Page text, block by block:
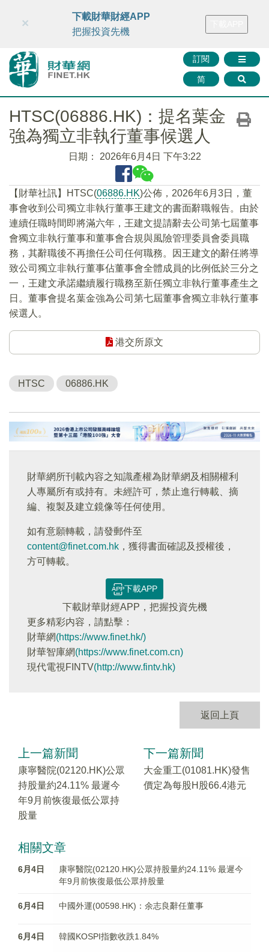
財華智庫網 FINTV FINMETA 財華證券 媒體矩陣
訂閱
简
×
下載財華財經APP
把握投資先機
HTSC(06886.HK)：提名葉金
強為獨立非執行董事候選人
日期： 2026年6月4日 下午3:22
​​【財華社訊】HTSC(06886.HK)公佈，2026年6月3日，董
事會收到公司獨立非執行董事王建文的書面辭職報告。由於
連續任職時間即將滿六年，王建文提請辭去公司第七屆董事
會獨立非執行董事和董事會合規與風險管理委員會委員職
務，其辭職後不再擔任公司任何職務。因王建文的辭任將導
致公司獨立非執行董事佔董事會全體成員的比例低於三分之
一，王建文承諾繼續履行職務至新任獨立非執行董事產生之
日。董事會提名葉金強為公司第七屆董事會獨立非執行董事
候選人。
港交所原文
HTSC 06886.HK
財華網所刊載內容之知識產權為財華網及相關權利
人專屬所有或持有。未經許可，禁止進行轉載、摘
編、複製及建立鏡像等任何使用。
如有意願轉載，請發郵件至
content@finet.com.hk ，獲得書面確認及授權後，
方可轉載。
下載APP
下載財華財經APP，把握投資先機
更多精彩内容，請點擊：
財華網(https://www.finet.hk/)
財華智庫網(https://www.finet.com.cn)
現代電視FINTV(http://www.fintv.hk)
返回上頁
上一篇新聞
康寧醫院(02120.HK)公眾
持股量約24.11% 最遲今
年9月前恢復最低公眾持
股量
下一篇新聞
大金重工(01081.HK)發售
價定為每股H股66.4港元
相關文章
6月4日
康寧醫院(02120.HK)公眾持股量約24.11% 最遲今
年9月前恢復最低公眾持股量
6月4日 中國外運(00598.HK)：余志良辭任董事
6月4日 韓國KOSPI指數收跌1.84%